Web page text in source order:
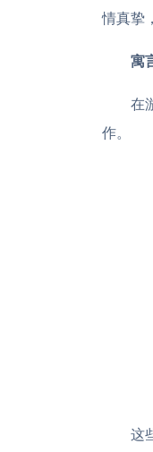
情真挚
寓
在
作。
这